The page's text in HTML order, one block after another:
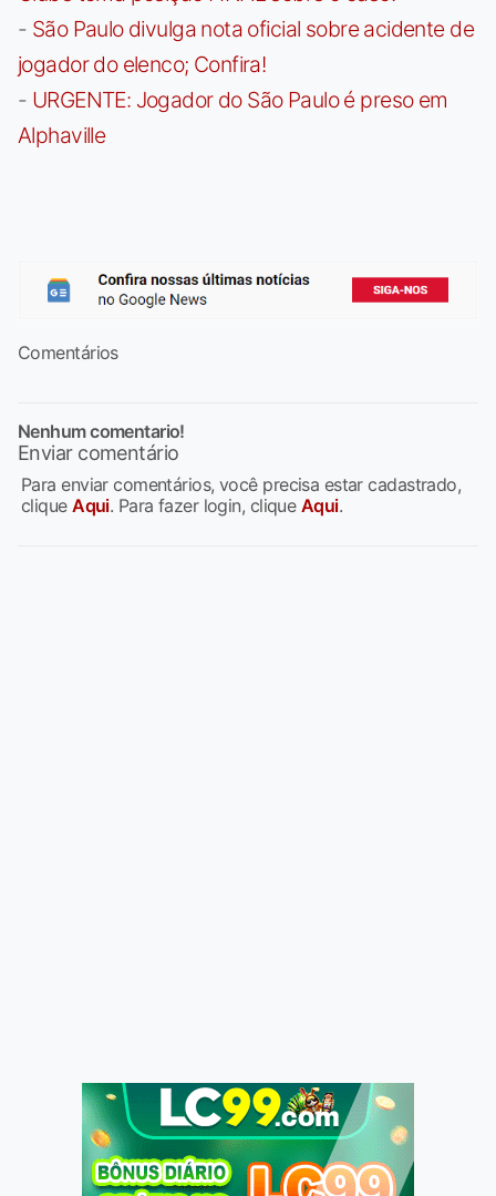
- São Paulo divulga nota oficial sobre acidente de
jogador do elenco; Confira!
- URGENTE: Jogador do São Paulo é preso em
Alphaville
Comentários
Nenhum comentario!
Enviar comentário
Para enviar comentários, você precisa estar cadastrado,
cliqueAqui. Para fazer login, clique Aqui.